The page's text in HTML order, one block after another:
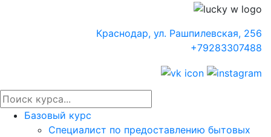
Краснодар, ул. Рашпилевская, 256
+79283307488
Базовый курс
Специалист по предоставлению бытовых